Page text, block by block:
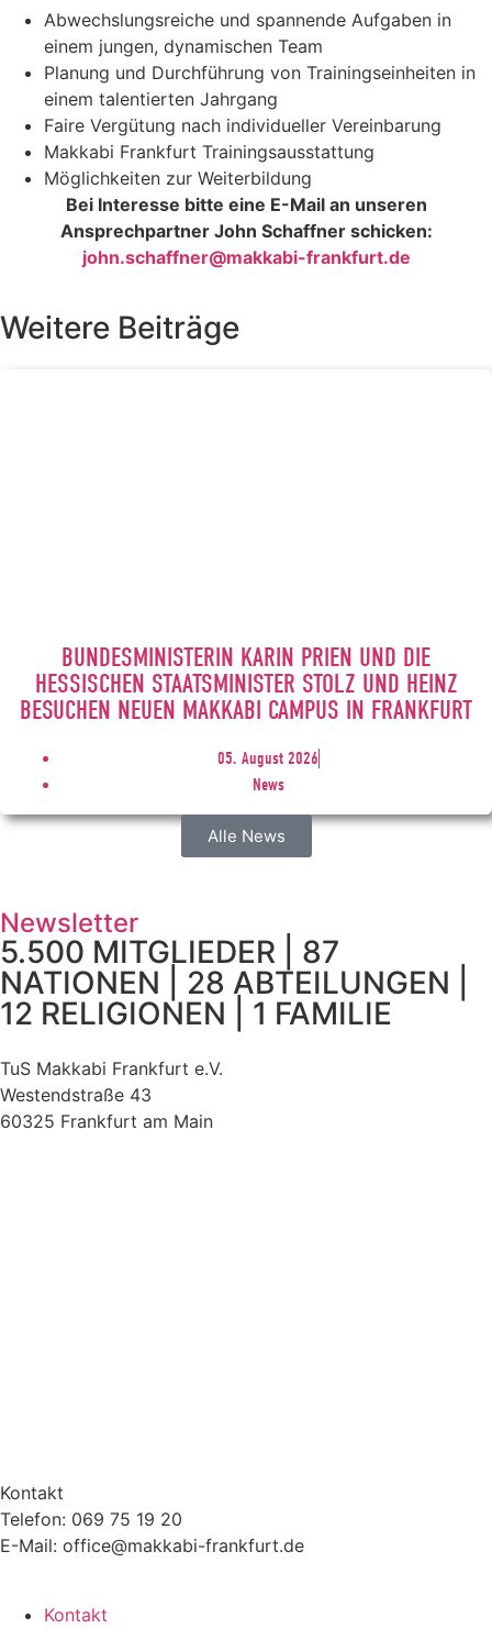
Abwechslungsreiche und spannende Aufgaben in
einem jungen, dynamischen Team
Planung und Durchführung von Trainingseinheiten in
einem talentierten Jahrgang
Faire Vergütung nach individueller Vereinbarung
Makkabi Frankfurt Trainingsausstattung
Möglichkeiten zur Weiterbildung
Bei Interesse bitte eine E-Mail an unseren
Ansprechpartner John Schaffner schicken:
john.schaffner@makkabi-frankfurt.de
Weitere Beiträge
BUNDESMINISTERIN KARIN PRIEN UND DIE
HESSISCHEN STAATSMINISTER STOLZ UND HEINZ
BESUCHEN NEUEN MAKKABI CAMPUS IN FRANKFURT
05. August 2026
News
Alle News
Newsletter
5.500 MITGLIEDER | 87
NATIONEN | 28 ABTEILUNGEN |
12 RELIGIONEN | 1 FAMILIE
TuS Makkabi Frankfurt e.V.
Westendstraße 43
60325 Frankfurt am Main
Kontakt
Telefon: 069 75 19 20
E-Mail: office@makkabi-frankfurt.de
Kontakt